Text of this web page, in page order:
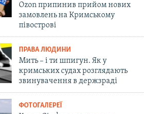
Ozon припинив прийом нових
замовлень на Кримському
півострові
ПРАВА ЛЮДИНИ
Мить – і ти шпигун. Як у
кримських судах розглядають
звинувачення в держзраді
ФОТОГАЛЕРЕЇ